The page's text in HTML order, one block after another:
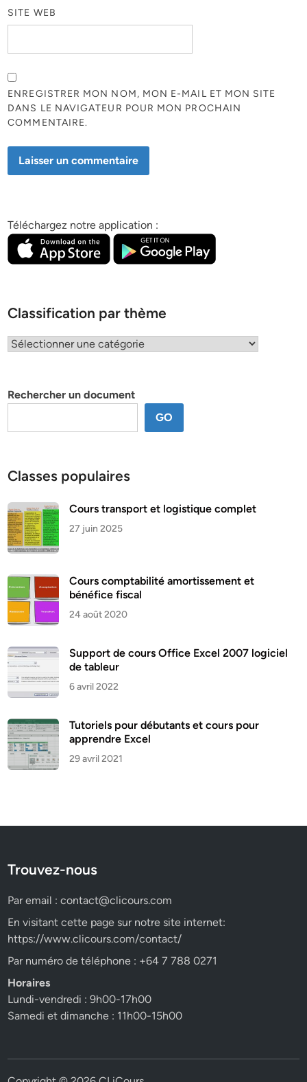
SITE WEB
ENREGISTRER MON NOM, MON E-MAIL ET MON SITE
DANS LE NAVIGATEUR POUR MON PROCHAIN
COMMENTAIRE.
Téléchargez notre application :
Classification par thème
Classification
Rechercher un document
GO
Classes populaires
Cours transport et logistique complet
27 juin 2025
Cours comptabilité amortissement et
bénéfice fiscal
24 août 2020
Support de cours Office Excel 2007 logiciel
de tableur
6 avril 2022
Tutoriels pour débutants et cours pour
apprendre Excel
29 avril 2021
Trouvez-nous
Par email :contact@clicours.com
En visitant cette page sur notre site internet:
https://www.clicours.com/contact/
Par numéro de téléphone : +64 7 788 0271
Horaires
Lundi-vendredi : 9h00-17h00
Samedi et dimanche : 11h00-15h00